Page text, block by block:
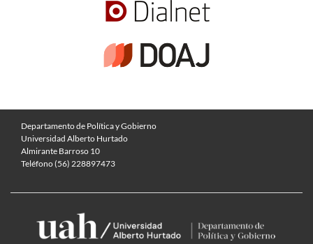
Departamento de Política y Gobierno
Universidad Alberto Hurtado
Almirante Barroso 10
Teléfono (56) 228897473